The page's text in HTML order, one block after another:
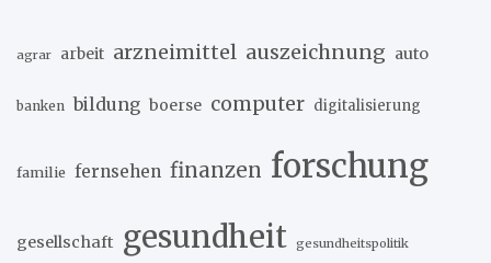
agrar arbeit arzneimittel auszeichnung auto
banken bildung boerse computer digitalisierung
familie fernsehen finanzen forschung
gesellschaft gesundheit gesundheitspolitik